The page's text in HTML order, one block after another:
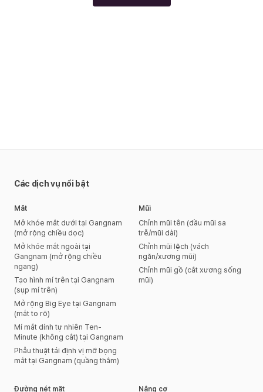
Các dịch vụ nổi bật
Mắt
Mở khóe mắt dưới tại Gangnam
(mở rộng chiều dọc)
Mở khóe mắt ngoài tại
Gangnam (mở rộng chiều
ngang)
Tạo hình mí trên tại Gangnam
(sụp mí trên)
Mở rộng Big Eye tại Gangnam
(mắt to rõ)
Mí mắt dính tự nhiên Ten-
Minute (không cắt) tại Gangnam
Phẫu thuật tái định vị mỡ bọng
mắt tại Gangnam (quầng thâm)
Mũi
Chỉnh mũi tên (đầu mũi sa
trễ/mũi dài)
Chỉnh mũi lệch (vách
ngăn/xương mũi)
Chỉnh mũi gồ (cắt xương sống
mũi)
Đường nét mặt Nâng cơ